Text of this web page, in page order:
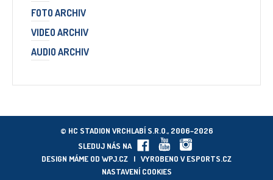
FOTO ARCHIV
VIDEO ARCHIV
AUDIO ARCHIV
© HC STADION VRCHLABÍ S.R.O., 2006–2026
SLEDUJ NÁS NA
DESIGN MÁME OD WPJ.CZ | VYROBENO VESPORTS.CZ
NASTAVENÍ COOKIES